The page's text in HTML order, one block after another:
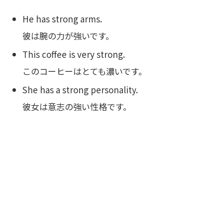
He has strong arms.
彼は腕の力が強いです。
This coffee is very strong.
このコーヒーはとても濃いです。
She has a strong personality.
彼女は意志の強い性格です。